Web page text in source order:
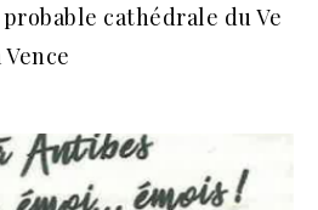
cathédrale du Ve